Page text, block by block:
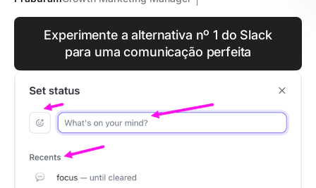
Experimente a alternativa nº 1 do Slack
para uma comunicação perfeita